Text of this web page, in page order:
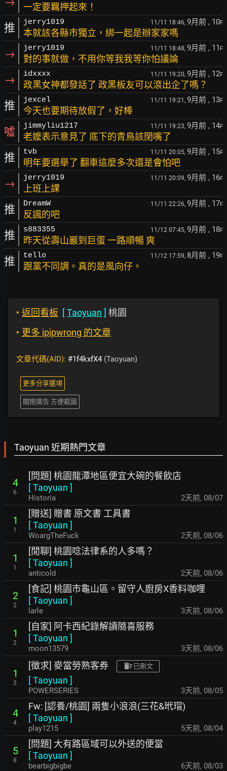
一定要羈押起來！
推 jerry1019 11/11 18:46, 9月前 , 10F
本就該各縣市獨立，綁一起是辦家家嗎
→ jerry1019 11/11 18:48, 9月前 , 11 F
對的事就做，不用你等我我等你怕議論
→ idxxxx 11/11 19:20, 9月前 , 12F
政黑女神都發話了 政黑板友可以滾出企了嗎？
推 jexcel 11/11 19:21, 9月前 , 13F
今天也要期待放假了，好棒
噓 jimmyliu1217 11/11 19:23, 9月前 , 14F
老嬤表示意見了 底下的青鳥該閉嘴了
推 tvb 11/11 20:05, 9月前 , 15F
明年要選舉了 翻車這麼多次還是會怕吧
→ jerry1019 11/11 20:09, 9月前 , 16F
上班上課
推 DreamW 11/11 22:26, 9月前 , 17F
反諷的吧
推 s883355 11/12 07:45, 9月前 , 18F
昨天從壽山巖到巨蛋 一路順暢 爽
推 tello 11/12 17:59, 8月前 , 19F
跟黨不同調。真的是風向仔。
‣ 返回看板 [Taoyuan ] 桃園
‣ 更多 ipipwrong 的文章
文章代碼(AID): #1f4kxfX4 (Taoyuan)
更多分享選項
關閉廣告 方便截圖
Taoyuan 近期熱門文章
4
6
[問題] 桃園龍潭地區便宜大碗的餐飲店
[Taoyuan ]
Historia 2天前, 08/07
1
1
[贈送] 贈書 原文書 工具書
[Taoyuan ]
WoargTheFuck 2天前, 08/06
1
1
[閒聊] 桃園唸法律系的人多嗎？
[Taoyuan ]
anticold 2天前, 08/06
2
2
[食記] 桃園市龜山區。留守人廚房X香料咖哩
[Taoyuan ]
larle 3天前, 08/06
1
2
[自家] 阿卡西紀錄解讀隨喜服務
[Taoyuan ]
moon13579 3天前, 08/06
1
3
[徵求] 麥當勞熟客券 已刪文
[Taoyuan ]
POWERSERIES 3天前, 08/05
4
4
Fw: [認養/桃園] 兩隻小浪浪(三花&玳瑁)
[Taoyuan ]
play1215 5天前, 08/04
5
8
[問題] 大有路區域可以外送的便當
[Taoyuan ]
bearbigbigbe 6天前, 08/03